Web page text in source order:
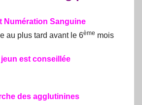
Numération Sanguine
au plus tard avant le 6ème mois
est conseillée
des agglutinines